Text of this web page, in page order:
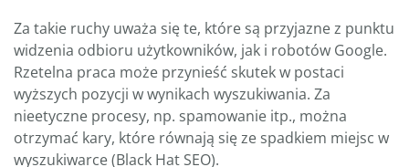
Za takie ruchy uważa się te, które są przyjazne z punktu
widzenia odbioru użytkowników, jak i robotów Google.
Rzetelna praca może przynieść skutek w postaci
wyższych pozycji w wynikach wyszukiwania. Za
nieetyczne procesy, np. spamowanie itp., można
otrzymać kary, które równają się ze spadkiem miejsc w
wyszukiwarce (Black Hat SEO).